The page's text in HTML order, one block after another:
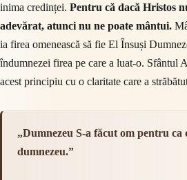
inima credinței. Pentru că dacă Hristos
adevărat, atunci nu ne poate mântui.
ia firea omenească să fie El Însuși
îndumnezei firea pe care a luat-o. Sfântul
acest principiu cu o claritate care a
„Dumnezeu S-a făcut om pentru ca
dumnezeu.”